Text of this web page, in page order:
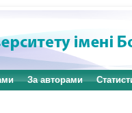
За авторами